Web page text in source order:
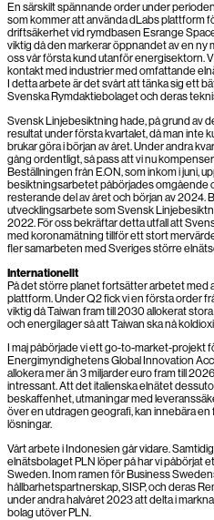
En särskilt spännande order under
som kommer att använda dLabs plattform
driftsäkerhet vid rymdbasen Esrange
viktig då den markerar öppnandet av en
oss vår första kund utanför energisektorn.
kontakt med industrier med omfattande
I detta arbete är det svårt att tänka sig ett
Svenska Rymdaktiebolaget och deras
Svensk Linjebesiktning hade, på grund av
resultat under första kvartalet, då man inte
brukar göra i början av året. Under andra
gång ordentligt, så pass att vi nu
Beställningen från E.ON, som inkom i juni,
besiktningsarbetet påbörjades omgående
resterande del av året och början av 2024.
utvecklingsarbete som Svensk
2022. För oss bekräftar detta utfall att
med koronamätning tillför ett stort
fler samarbeten med Sveriges större
Internationellt
På det större planet fortsätter arbetet med
plattform. Under Q2 fick vi en första order
viktig då Taiwan fram till 2030 allokerat
och energilager så att Taiwan ska nå
I maj påbörjade vi ett go-to-market-projekt
Energimyndighetens Global Innovation
allokera mer än 3 miljarder euro fram till
intressant. Att det italienska elnätet
beskaffenhet, utmaningar med
över en utdragen geografi, kan innebära
lösningar.
Vårt arbete i Indonesien går vidare.
elnätsbolaget PLN löper på har vi påbörjat
Sweden. Inom ramen för Business
hållbarhetspartnerskap, SISP, och deras
under andra halvåret 2023 att delta i
bolag utöver PLN.